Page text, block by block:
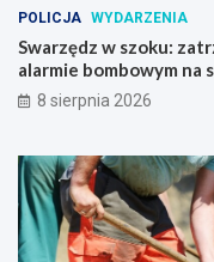
POLICJA WYDARZENIA
Swarzędz w szoku:
alarmie bombowym na
8 sierpnia 2026